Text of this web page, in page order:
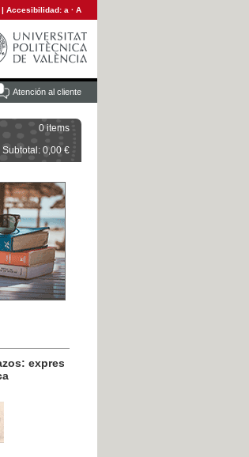
| Accesibilidad: a · A
Atención al cliente
0 items
Subtotal: 0,00 €